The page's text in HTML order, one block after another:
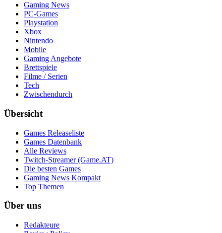
Gaming News
PC-Games
Playstation
Xbox
Nintendo
Mobile
Gaming Angebote
Brettspiele
Filme / Serien
Tech
Zwischendurch
Übersicht
Games Releaseliste
Games Datenbank
Alle Reviews
Twitch-Streamer (Game.AT)
Die besten Games
Gaming News Kompakt
Top Themen
Über uns
Redakteure